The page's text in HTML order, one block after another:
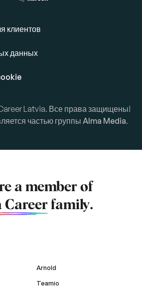
клиентов
данных
Latvia. Все права защищены!
частью группы Alma Media.
a member of
Career family.
Arnold
Teamio